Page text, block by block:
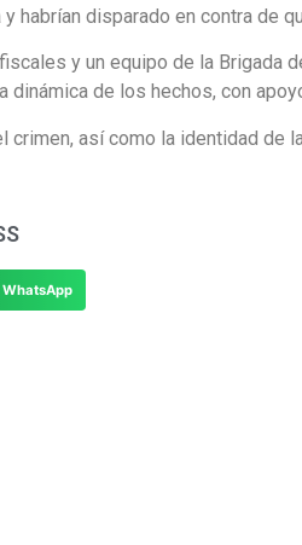
habrían disparado en contra de
y un equipo de la Brigada
dinámica de los hechos, con
crimen, así como la identidad de
WhatsApp